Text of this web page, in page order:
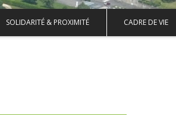
SOLIDARITÉ & PROXIMITÉ CADRE DE VIE